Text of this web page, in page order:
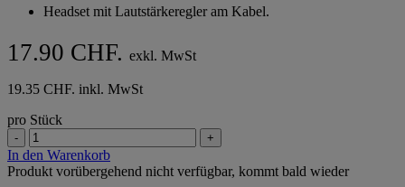
Headset mit Lautstärkeregler am Kabel.
17.90 CHF. exkl. MwSt
19.35 CHF. inkl. MwSt
pro Stück
- +
In den Warenkorb
Produkt vorübergehend nicht verfügbar, kommt bald wieder